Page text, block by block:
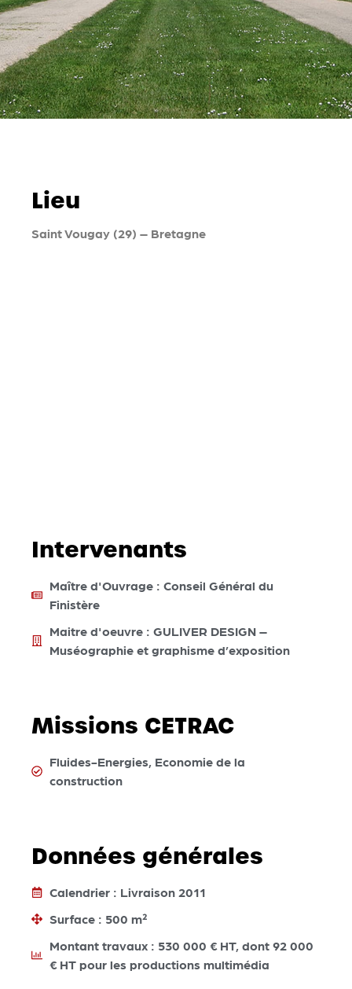
Lieu
Saint Vougay (29) – Bretagne
Intervenants
Maître d'Ouvrage : Conseil Général du
Finistère
Maitre d'oeuvre : GULIVER DESIGN –
Muséographie et graphisme d’exposition
Missions CETRAC
Fluides-Energies, Economie de la
construction
Données générales
Calendrier : Livraison 2011
Surface : 500 m²
Montant travaux : 530 000 € HT, dont 92 000
€ HT pour les productions multimédia